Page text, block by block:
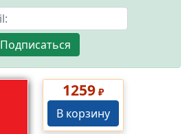
Подписаться
1259₽
В корзину